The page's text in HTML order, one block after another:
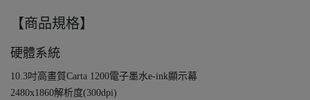
【商品規格】
硬體系統
10.3吋高畫質Carta 1200電子墨水e-ink顯示幕
2480x1860解析度(300dpi)